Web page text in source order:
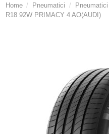
Home Pneumatici
R18 92W PRIMACY 4 AO(AUDI)